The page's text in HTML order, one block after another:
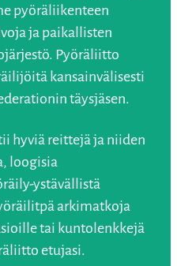
pyöräliikenteen
ja paikallisten
Pyöräliitto
kansainvälisesti
täysjäsen.
hyviä reittejä ja niiden
loogisia
ystävällistä
arkimatkoja
tai kuntolenkkejä
etujasi.